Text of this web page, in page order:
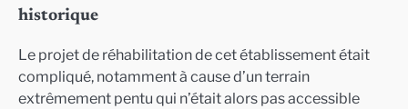
historique
Le projet de réhabilitation de cet établissement était
compliqué, notamment à cause d’un terrain
extrêmement pentu qui n’était alors pas accessible